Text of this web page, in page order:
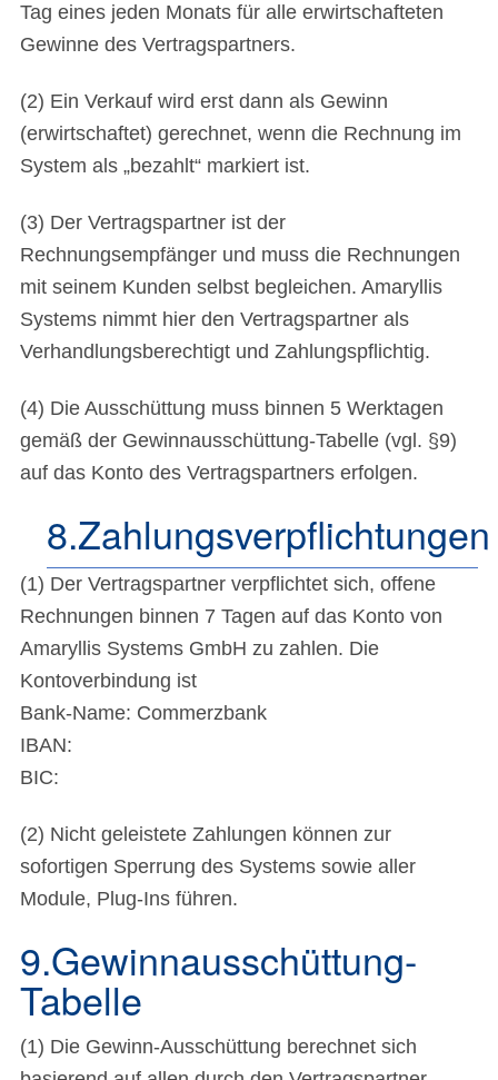
Tag eines jeden Monats für alle erwirtschafteten
Gewinne des Vertragspartners.
(2) Ein Verkauf wird erst dann als Gewinn
(erwirtschaftet) gerechnet, wenn die Rechnung im
System als „bezahlt“ markiert ist.
(3) Der Vertragspartner ist der
Rechnungsempfänger und muss die Rechnungen
mit seinem Kunden selbst begleichen. Amaryllis
Systems nimmt hier den Vertragspartner als
Verhandlungsberechtigt und Zahlungspflichtig.
(4) Die Ausschüttung muss binnen 5 Werktagen
gemäß der Gewinnausschüttung-Tabelle (vgl. §9)
auf das Konto des Vertragspartners erfolgen.
8.Zahlungsverpflichtungen
(1) Der Vertragspartner verpflichtet sich, offene
Rechnungen binnen 7 Tagen auf das Konto von
Amaryllis Systems GmbH zu zahlen. Die
Kontoverbindung ist
Bank-Name: Commerzbank
IBAN:
BIC:
(2) Nicht geleistete Zahlungen können zur
sofortigen Sperrung des Systems sowie aller
Module, Plug-Ins führen.
9.Gewinnausschüttung-
Tabelle
(1) Die Gewinn-Ausschüttung berechnet sich